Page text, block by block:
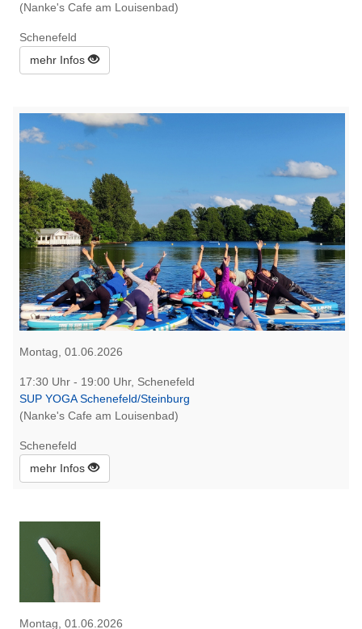
(Nanke's Cafe am Louisenbad)
Schenefeld
mehr Infos
Montag, 01.06.2026
17:30 Uhr - 19:00 Uhr, Schenefeld
SUP YOGA Schenefeld/Steinburg
(Nanke's Cafe am Louisenbad)
Schenefeld
mehr Infos
Montag, 01.06.2026